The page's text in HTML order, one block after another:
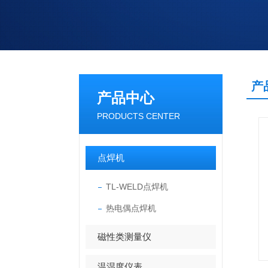
产品中心
PRODUCTS CENTER
点焊机
TL-WELD点焊机
热电偶点焊机
磁性类测量仪
产